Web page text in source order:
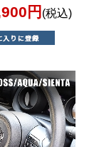
円 (税込)